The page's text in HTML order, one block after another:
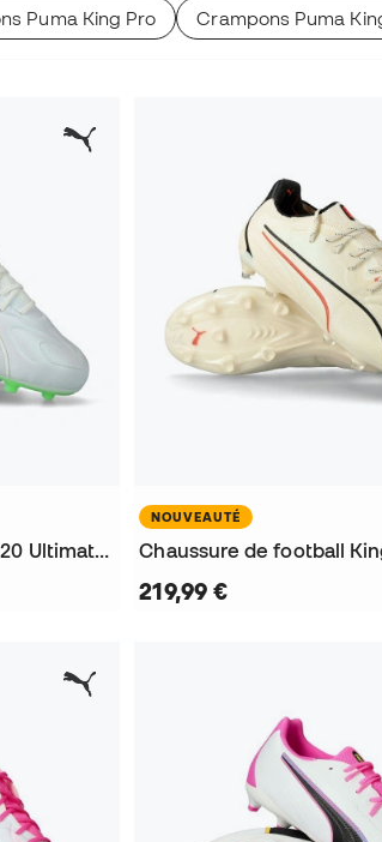
Puma King Pro Crampons Puma
Chaussure de football King 20 Ultimate FG/AG
NOUVEAUTÉ
219,99 €